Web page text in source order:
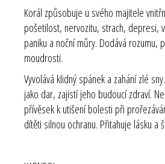
Korál způsobuje u svého majitele
pošetilost, nervozitu, strach, depresi,
paniku a noční můry. Dodává rozumu,
moudrosti.
Vyvolává klidný spánek a zahání zlé
jako dar, zajistí jeho budoucí zdraví.
přívěsek k utišení bolesti při
dítěti silnou ochranu. Přitahuje lásku a